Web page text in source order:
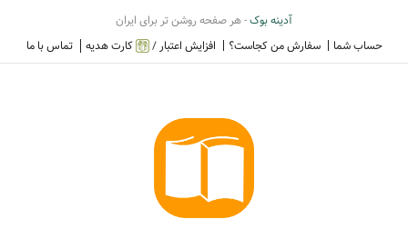
آدینه بوک- هر صفحه روشن تر برای ایران
حساب شما
سفارش من کجاست؟ افزایش اعتبار / کارت هدیه تماس با ما